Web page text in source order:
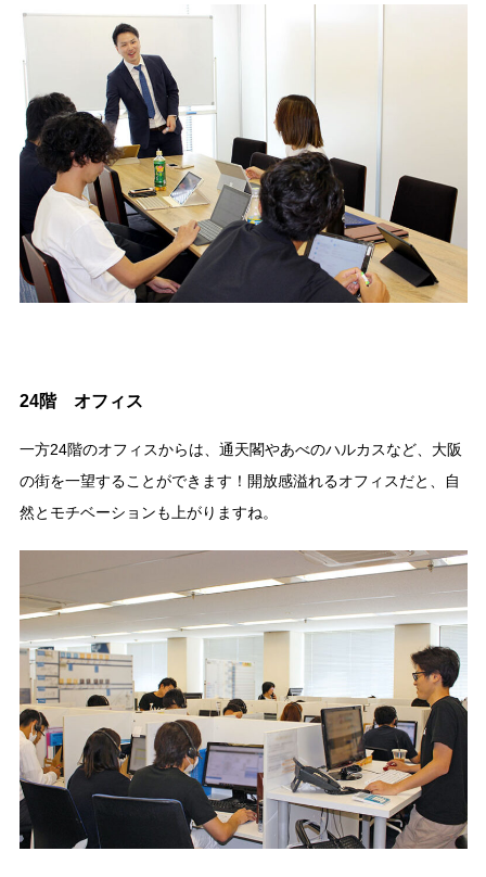
24階 オフィス
一方24階のオフィスからは、通天閣やあべのハルカスなど、大阪
の街を一望することができます！開放感溢れるオフィスだと、自
然とモチベーションも上がりますね。